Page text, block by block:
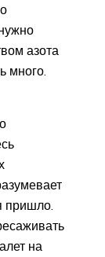
азота
много.
пришло.
на